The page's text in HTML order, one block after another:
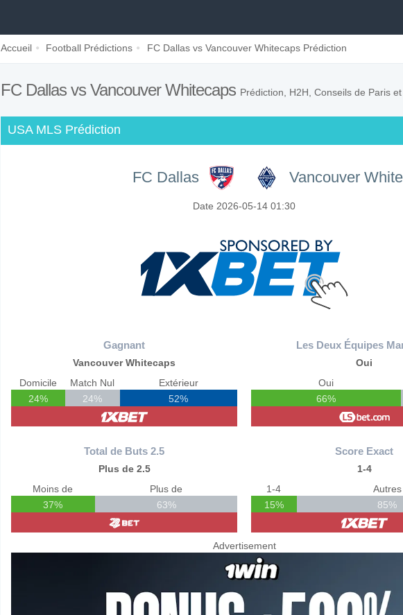
Accueil Football Prédictions FC Dallas vs Vancouver Whitecaps Prédiction
FC Dallas vs Vancouver Whitecaps Prédiction, H2H, Conseils de Paris
USA MLS Prédiction
FC Dallas Vancouver
Date 2026-05-14 01:30
Gagnant
Vancouver Whitecaps
Domicile
24%
Match Nul
24%
Extérieur
52%
Total de Buts 2.5
Plus de 2.5
Moins de
37%
Plus de
63%
Les Deux Équipes
Oui
Oui
66%
Score Exact
1-4
1-4
15%
Autres
85%
Advertisement